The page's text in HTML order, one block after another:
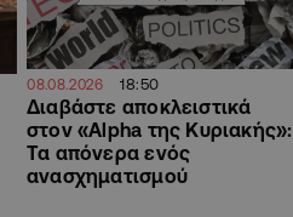
08.08.2026 18:50
Διαβάστε αποκλειστικά
στον «Alpha της Κυριακής»:
Τα απόνερα ενός
ανασχηματισμού